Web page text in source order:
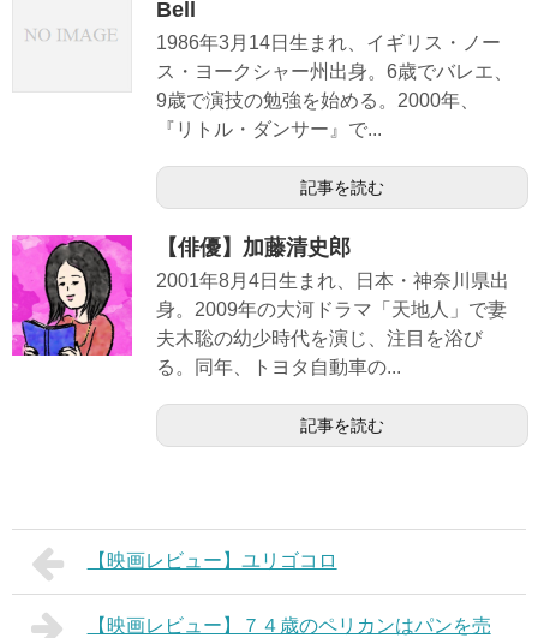
Bell
1986年3月14日生まれ、イギリス・ノー
ス・ヨークシャー州出身。6歳でバレエ、
9歳で演技の勉強を始める。2000年、
『リトル・ダンサー』で...
記事を読む
【俳優】加藤清史郎
2001年8月4日生まれ、日本・神奈川県出
身。2009年の大河ドラマ「天地人」で妻
夫木聡の幼少時代を演じ、注目を浴び
る。同年、トヨタ自動車の...
記事を読む
【映画レビュー】ユリゴコロ
【映画レビュー】７４歳のペリカンはパンを売